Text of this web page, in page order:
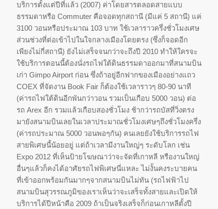
บริการตั้งแต่ปีที่แล้ว (2007) ค่าโดยสารตลอดสายแบบ
ธรรมดาหรือ Commuter คือจอดทุกสถานี (มีแค่ 5 สถานี) แค่
3100 วอนหรือประมาณ 103 บาท ใช้เวลาราวครึ่งชั่วโมงเศษ
ส่วนช่วงที่ต่อเข้าไปในใจกลางเมืองโดยตรง (ซึ่งก็จอดอีก
เพียงไม่กี่สถานี) ยังไม่เสร็จจนกว่าจะถึงปี 2010 ทำให้ใครจะ
ใช้บริการตอนนี้ต้องนั่งรถไฟใต้ดินธรรมดาออกมาที่สนามบิน
เก่า Gimpo Airport ก่อน ซึ่งถ้าอยู่อีกฟากของเมืองอย่างแถว
COEX ที่จัดงาน Book Fair ก็ต้องใช้เวลาราวๆ 80-90 นาที
(ค่ารถไฟใต้ดินอีกพันกว่าวอน รวมเป็นเกือบ 5000 วอน) ต่อ
รถ Arex อีก รวมแล้วเกือบสองชั่วโมง ช้ากว่ารถบัสที่วิ่งตรง
มายังสนามบินเลยในเวลาประมาณชั่วโมงเศษๆถึงชั่วโมงครึ่ง
(ค่ารถประมาณ 5000 วอนพอๆกัน) คนเลยยังใช้บริการรถไฟ
สายพิเศษนี้น้อยอยู่ แต่ถ้าเวลามีงานใหญ่ๆ ระดับโลก เช่น
Expo 2012 ที่เห็นป้ายโฆษณาว่าจะจัดที่เกาหลี หรืองานใหญ่
อื่นๆแล้วก็คงได้อาศัยรถไฟพิเศษนี่แหละ ไม่งั้นคงระบายคน
ที่เข้าออกพร้อมกันมากๆจากสนามบินไม่ทัน (รถไฟฟ้าไป
สนามบินสุวรรณภูมิของเราเห็นว่าจะเสร็จทั้งสายและเปิดให้
บริการได้ปีหน้าคือ 2009 ถ้าเป็นจริงเสร็จก็ก่อนเกาหลีตั้งปี